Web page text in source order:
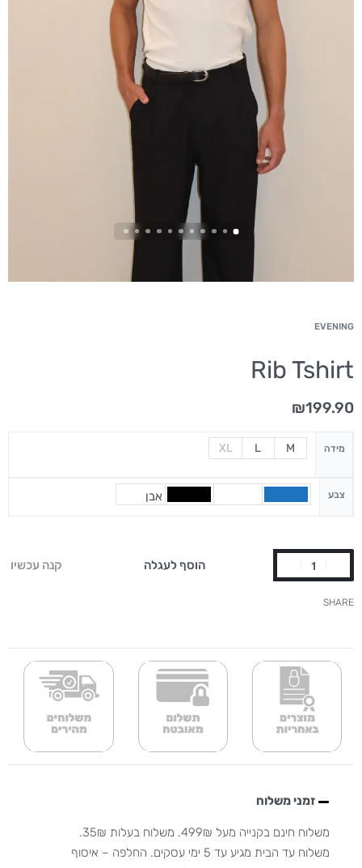
EVENING
Rib Tshirt
₪199.90
מידה M
L
XL
צבע אבן
הוסף לעגלה קנה עכשיו
SHARE
זמני משלוח
משלוח חינם בקנייה מעל 499₪. משלוח בעלות 35₪.
משלוח עד הבית מגיע עד 5 ימי עסקים. החלפה – איסוף